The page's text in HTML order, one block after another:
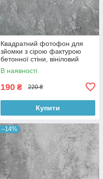
Квадратний фотофон для
зйомки з сірою фактурою
бетонної стіни, вініловий
60x60 см , №550152
В наявності
190 ₴ 220 ₴
Купити
–14%